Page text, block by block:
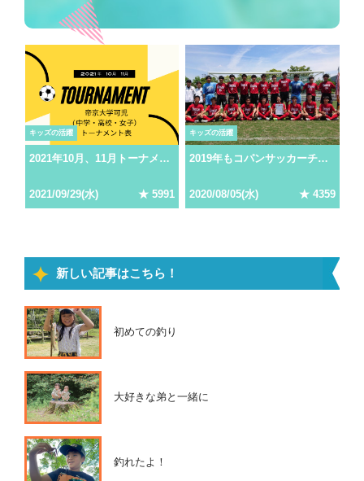
キッズの活躍
2021年10月、11月トーナメント表発表！コパンサッカーチームの活躍に期待！
2021/09/29(水) ★5991
キッズの活躍
2019年もコパンサッカーチームが大活躍
2020/08/05(水) ★ 4359
新しい記事はこちら！
初めての釣り
大好きな弟と一緒に
釣れたよ！